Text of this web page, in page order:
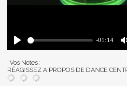
Vos Notes :
RÉAGISSEZ A PROPOS DE DANCE